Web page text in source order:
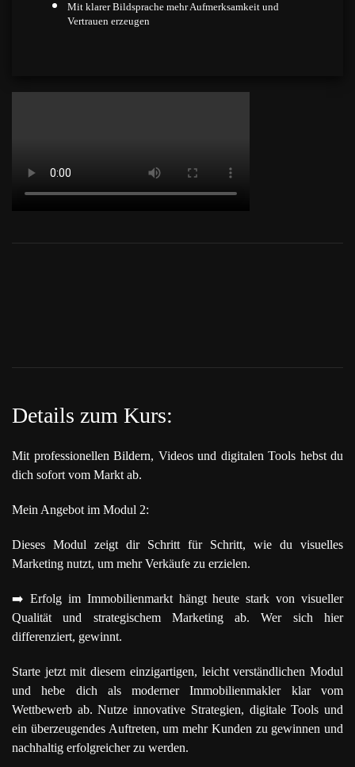
Mit klarer Bildsprache mehr Aufmerksamkeit und
Vertrauen erzeugen
Details zum Kurs:
Mit professionellen Bildern, Videos und digitalen Tools hebst du
dich sofort vom Markt ab.
Mein Angebot im Modul 2:
Dieses Modul zeigt dir Schritt für Schritt, wie du visuelles
Marketing nutzt, um mehr Verkäufe zu erzielen.
➡️ Erfolg im Immobilienmarkt hängt heute stark von visueller
Qualität und strategischem Marketing ab. Wer sich hier
differenziert, gewinnt.
Starte jetzt mit diesem einzigartigen, leicht verständlichen Modul
und hebe dich als moderner Immobilienmakler klar vom
Wettbewerb ab. Nutze innovative Strategien, digitale Tools und
ein überzeugendes Auftreten, um mehr Kunden zu gewinnen und
nachhaltig erfolgreicher zu werden.